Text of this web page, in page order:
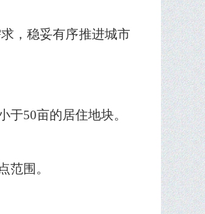
，稳妥有序推进城市
于50亩的居住地块。
范围。